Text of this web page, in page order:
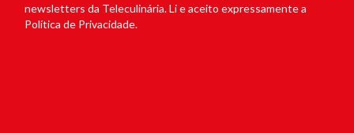
newsletters da Teleculinária. Li e aceito expressamente a
Política de Privacidade.